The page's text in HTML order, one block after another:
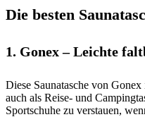
Die besten
1. Gonex – Leichte
Diese Saunatasche von
auch als Reise- und
Sportschuhe zu verstauen,